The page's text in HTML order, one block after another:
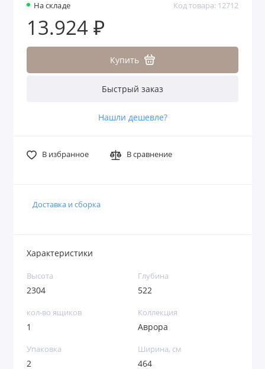
На складе Код товара: 12712
13.924 ₽
Купить
Быстрый заказ
Нашли дешевле?
В избранное В сравнение
Доставка и сборка
Характеристики
Высота
2304
Глубина
522
кол-во ящиков
1
Коллекция
Аврора
Упаковка
2
Ширина, см
464